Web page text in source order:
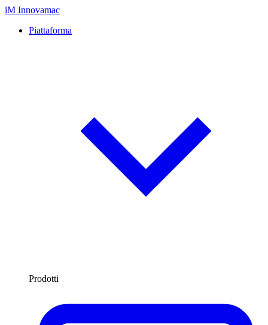
iM Innovamac
Piattaforma
Prodotti